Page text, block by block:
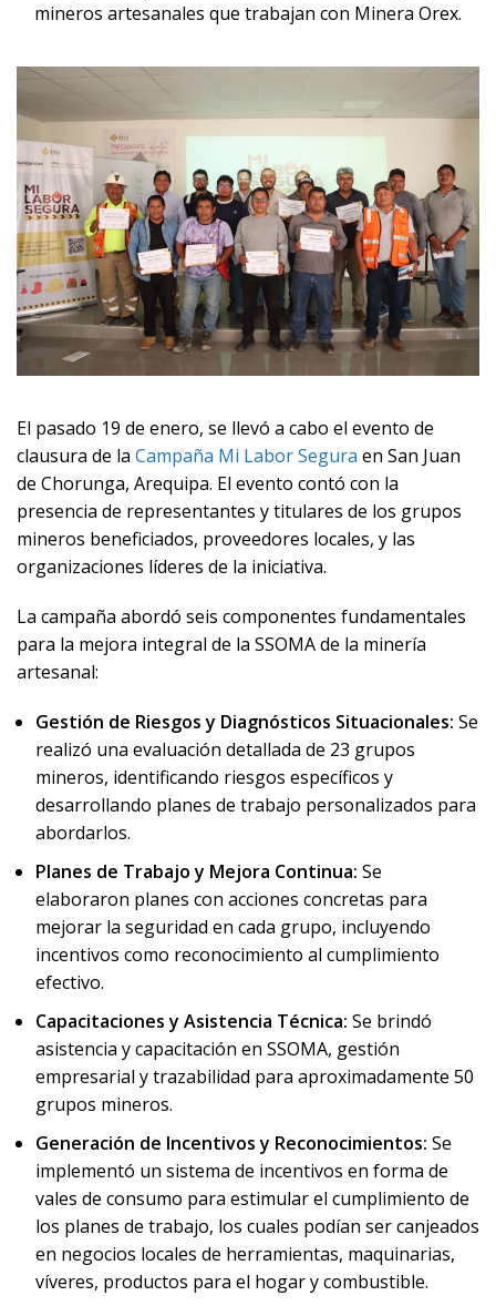
mineros artesanales que trabajan con Minera Orex.
El pasado 19 de enero, se llevó a cabo el evento de
clausura de la Campaña Mi Labor Segura en San Juan
de Chorunga, Arequipa. El evento contó con la
presencia de representantes y titulares de los grupos
mineros beneficiados, proveedores locales, y las
organizaciones líderes de la iniciativa.
La campaña abordó seis componentes fundamentales
para la mejora integral de la SSOMA de la minería
artesanal:
Gestión de Riesgos y Diagnósticos Situacionales: Se
realizó una evaluación detallada de 23 grupos
mineros, identificando riesgos específicos y
desarrollando planes de trabajo personalizados para
abordarlos.
Planes de Trabajo y Mejora Continua: Se
elaboraron planes con acciones concretas para
mejorar la seguridad en cada grupo, incluyendo
incentivos como reconocimiento al cumplimiento
efectivo.
Capacitaciones y Asistencia Técnica: Se brindó
asistencia y capacitación en SSOMA, gestión
empresarial y trazabilidad para aproximadamente 50
grupos mineros.
Generación de Incentivos y Reconocimientos: Se
implementó un sistema de incentivos en forma de
vales de consumo para estimular el cumplimiento de
los planes de trabajo, los cuales podían ser canjeados
en negocios locales de herramientas, maquinarias,
víveres, productos para el hogar y combustible.